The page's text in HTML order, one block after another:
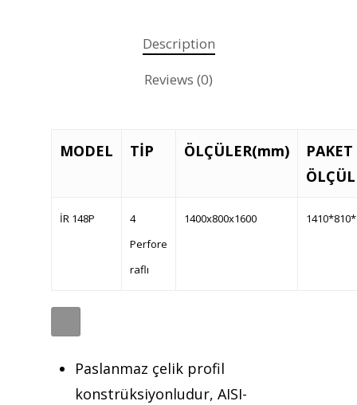
Description
Reviews (0)
MODEL TİP ÖLÇÜLER(mm)
PAKET
İR 148P
4
Perfore
raflı
1400x800x1600
Paslanmaz çelik profil
konstrüksiyonludur, AISI-
Teklif almak için tıklayın
Anasayfa
Teklif Al